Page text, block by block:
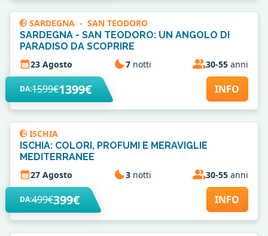
SARDEGNA - SAN TEODORO
SARDEGNA - SAN TEODORO: UN ANGOLO DI
PARADISO DA SCOPRIRE
23 Agosto
7 notti 30-55 anni
DA:1599€1399€ INFO
ISCHIA
ISCHIA: COLORI, PROFUMI E MERAVIGLIE
MEDITERRANEE
27 Agosto
3 notti 30-55 anni
DA:499€399€ INFO